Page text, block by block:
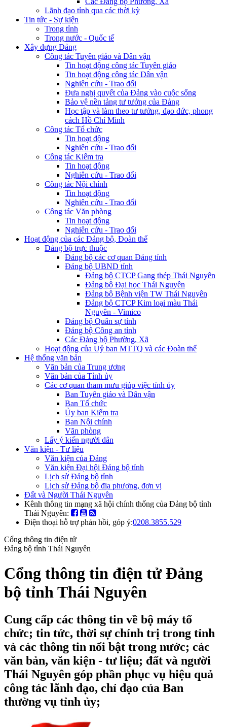
Lãnh đạo tỉnh qua các thời kỳ
Tin tức - Sự kiện
Trong tỉnh
Trong nước - Quốc tế
Xây dựng Đảng
Công tác Tuyên giáo và Dân vận
Tin hoạt động công tác Tuyên giáo
Tin hoạt động công tác Dân vận
Nghiên cứu - Trao đổi
Đưa nghị quyết của Đảng vào cuộc sống
Bảo vệ nền tảng tư tưởng của Đảng
Học tập và làm theo tư tưởng, đạo đức, phong
cách Hồ Chí Minh
Công tác Tổ chức
Tin hoạt động
Nghiên cứu - Trao đổi
Công tác Kiểm tra
Tin hoạt động
Nghiên cứu - Trao đổi
Công tác Nội chính
Tin hoạt động
Nghiên cứu - Trao đổi
Công tác Văn phòng
Tin hoạt động
Nghiên cứu - Trao đổi
Hoạt động của các Đảng bộ, Đoàn thể
Đảng bộ trực thuộc
Đảng bộ các cơ quan Đảng tỉnh
Đảng bộ UBND tỉnh
Đảng bộ CTCP Gang thép Thái Nguyên
Đảng bộ Đại học Thái Nguyên
Đảng bộ Bệnh viện TW Thái Nguyên
Đảng bộ CTCP Kim loại màu Thái
Nguyên - Vimico
Đảng bộ Quân sự tỉnh
Đảng bộ Công an tỉnh
Các Đảng bộ Phường, Xã
Hoạt động của Uỷ ban MTTQ và các Đoàn thể
Hệ thống văn bản
Văn bản của Trung ương
Văn bản của Tỉnh ủy
Các cơ quan tham mưu giúp việc tỉnh ủy
Ban Tuyên giáo và Dân vận
Ban Tổ chức
Ủy ban Kiểm tra
Ban Nội chính
Văn phòng
Lấy ý kiến người dân
Văn kiện - Tư liệu
Văn kiện của Đảng
Văn kiện Đại hội Đảng bộ tỉnh
Lịch sử Đảng bộ tỉnh
Lịch sử Đảng bộ địa phương, đơn vị
Đất và Người Thái Nguyên
Kênh thông tin mạng xã hội chính thống của Đảng bộ tỉnh
Thái Nguyên:
Điện thoại hỗ trợ phản hồi, góp ý:0208.3855.529
Cổng thông tin điện tử
Đảng bộ tỉnh Thái Nguyên
Cổng thông tin điện tử Đảng
bộ tỉnh Thái Nguyên
Cung cấp các thông tin về bộ máy tổ
chức; tin tức, thời sự chính trị trong tỉnh
và các thông tin nổi bật trong nước; các
văn bản, văn kiện - tư liệu; đất và người
Thái Nguyên góp phần phục vụ hiệu quả
công tác lãnh đạo, chỉ đạo của Ban
thường vụ tỉnh ủy;